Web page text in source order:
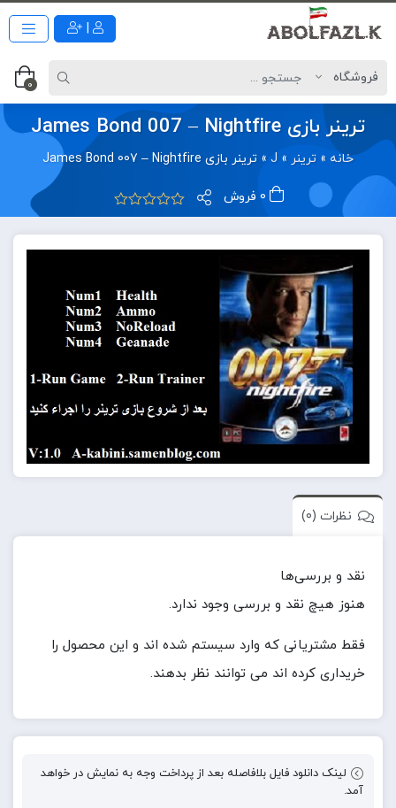
0
ترینر بازی James Bond 007 – Nightfire
خانه » ترینر »
J
» ترینر بازی James Bond 007 – Nightfire
نظرات (0)
نقد و بررسی‌ها
هنوز هیچ نقد و بررسی وجود ندارد.
فقط مشتریانی که وارد سیستم شده اند و این محصول را
خریداری کرده اند می توانند نظر بدهند.
لینک دانلود فایل بلافاصله بعد از پرداخت وجه به نمایش در خواهد
آمد.